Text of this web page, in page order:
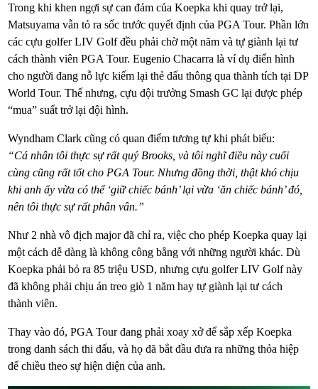
Trong khi khen ngợi sự can đảm của Koepka khi quay trở lại,
Matsuyama vẫn tỏ ra sốc trước quyết định của PGA Tour. Phần lớn
các cựu golfer LIV Golf đều phải chờ một năm và tự giành lại tư
cách thành viên PGA Tour. Eugenio Chacarra là ví dụ điển hình
cho người đang nỗ lực kiếm lại thẻ đấu thông qua thành tích tại DP
World Tour. Thế nhưng, cựu đội trưởng Smash GC lại được phép
“mua” suất trở lại đội hình.
Wyndham Clark cũng có quan điểm tương tự khi phát biểu:
“Cá nhân tôi thực sự rất quý Brooks, và tôi nghĩ điều này cuối
cùng cũng rất tốt cho PGA Tour. Nhưng đồng thời, thật khó chịu
khi anh ấy vừa có thể ‘giữ chiếc bánh’ lại vừa ‘ăn chiếc bánh’ đó,
nên tôi thực sự rất phân vân.”
Như 2 nhà vô địch major đã chỉ ra, việc cho phép Koepka quay lại
một cách dễ dàng là không công bằng với những người khác. Dù
Koepka phải bỏ ra 85 triệu USD, nhưng cựu golfer LIV Golf này
đã không phải chịu án treo giò 1 năm hay tự giành lại tư cách
thành viên.
Thay vào đó, PGA Tour đang phải xoay xở để sắp xếp Koepka
trong danh sách thi đấu, và họ đã bắt đầu đưa ra những thỏa hiệp
để chiều theo sự hiện diện của anh.